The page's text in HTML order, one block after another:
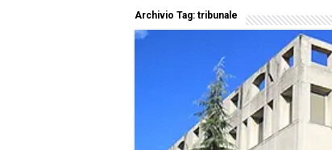
Archivio Tag: tribunale